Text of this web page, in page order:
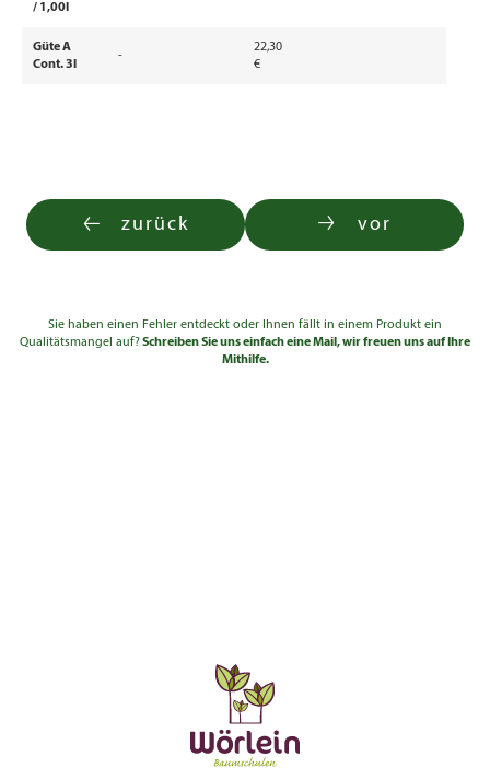
/ 1,00l
Güte A
Cont. 3l
-
22,30
€
zurück vor
Sie haben einen Fehler entdeckt oder Ihnen fällt in einem Produkt ein
Qualitätsmangel auf?Schreiben Sie uns einfach eine Mail, wir freuen uns auf Ihre
Mithilfe.